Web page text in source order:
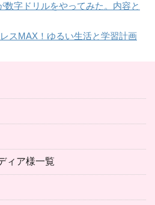
数字ドリルをやってみた。内容と
スMAX！ゆるい生活と学習計画
ィア様一覧